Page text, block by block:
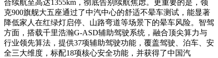
合续航至高达1355km，彻底告别续航焦虑。更重要的是，领
克900旗舰大五座通过了中汽中心的舒适不晕车测试，能显著
降低家人在红绿灯启停、山路弯道等场景下的晕车风险。智驾
方面，搭载千里浩瀚G-ASD辅助驾驶系统，融合顶尖算力与
行业领先算法，提供37项辅助驾驶功能，覆盖驾驶、泊车、安
全三大维度，标配18项核心安全功能，并获得了中国汽